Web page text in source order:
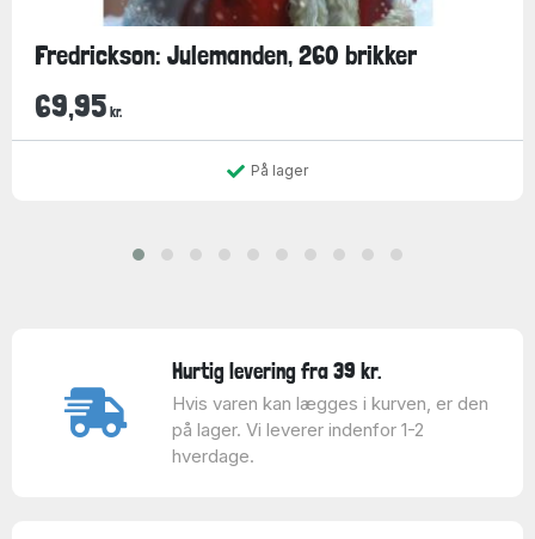
Fredrickson: Julemanden, 260 brikker
69,95 kr.
På lager
Hurtig levering fra 39 kr.
Hvis varen kan lægges i kurven, er den
på lager. Vi leverer indenfor 1-2
hverdage.